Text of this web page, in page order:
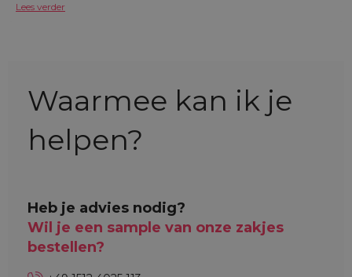
Lees verder
Waarmee kan ik je
helpen?
Heb je advies nodig?
Wil je een sample van onze zakjes
bestellen?